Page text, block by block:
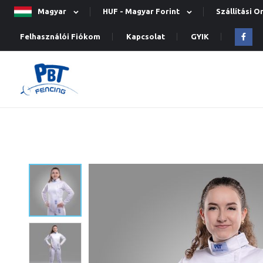
Magyar HUF - Magyar Forint Szállítási
Felhasználói Fiókom Kapcsolat GYIK
képgaléria
végére